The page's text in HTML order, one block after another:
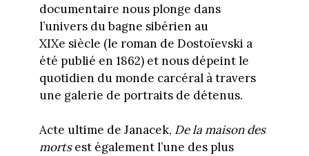
documentaire nous plonge dans
l’univers du bagne sibérien au
XIXe siècle (le roman de Dostoïevski a
été publié en 1862) et nous dépeint le
quotidien du monde carcéral à travers
une galerie de portraits de détenus.
Acte ultime de Janacek, De la maison des
mortsest également l’une des plus